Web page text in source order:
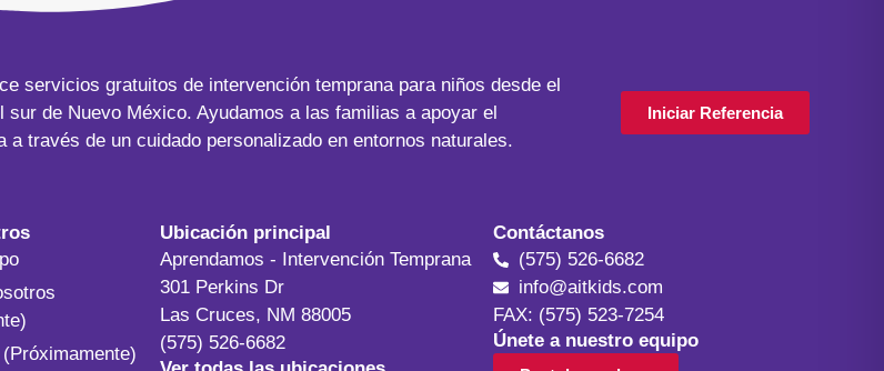
servicios gratuitos de intervención temprana para niños desde el
de Nuevo México. Ayudamos a las familias a apoyar el
través de un cuidado personalizado en entornos naturales.
Iniciar Referencia
Ubicación principal
Aprendamos - Intervención Temprana
301 Perkins Dr
Las Cruces, NM 88005
(575) 526-6682
Contáctanos
(575) 526-6682
info@aitkids.com
FAX: (575) 523-7254
Únete a nuestro equipo